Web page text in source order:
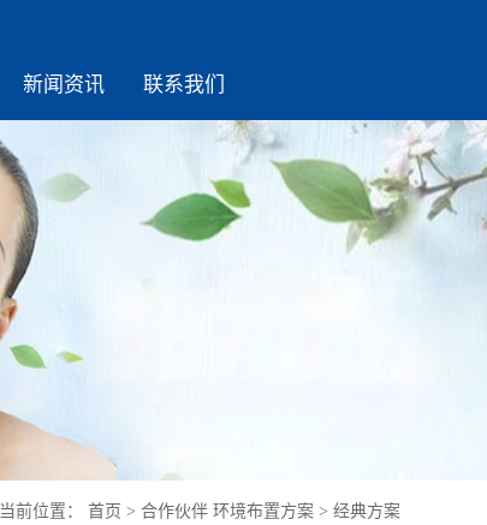
新闻资讯 联系我们
当前位置： 首页 > 合作伙伴 环境布置方案 > 经典方案